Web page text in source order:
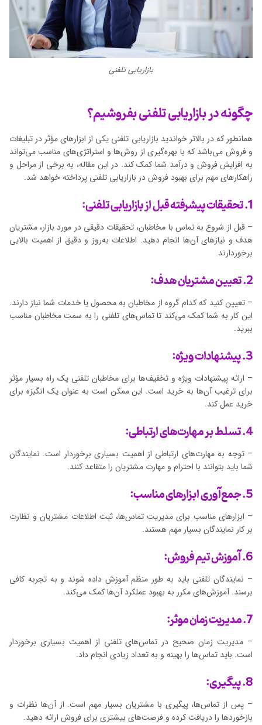
بازاریابی تلفنی
چگونه در بازاریابی تلفنی بفروشیم؟
همانطور که در بالاتر خواندید بازاریابی تلفنی یکی از ابزارهای مؤثر در تبلیغات
و فروش می‌باشد که با بهره‌گیری از روش‌ها و استراتژی‌های مناسب می‌تواند
به افزایش فروش و درآمد شما کمک کند. در این مقاله، به برخی از مراحل و
راهکارهای مهم برای بهبود فروش در بازاریابی تلفنی پرداخته خواهد شد.
1. تحقیقات پیشرفته قبل از بازاریابی تلفنی:
– قبل از شروع به تماس با مخاطبان، تحقیقات دقیقی در مورد بازار، مشتریان
هدف و نیازهای آن‌ها انجام دهید. اطلاعات به‌روز و دقیق از اهمیت بالایی
برخوردارند.
2. تعیین مشتریان هدف:
– تعیین کنید که کدام گروه از مخاطبان به محصول یا خدمات شما نیاز دارند.
این کار به شما کمک می‌کند تا تماس‌های تلفنی را به سمت مخاطبان مناسب
ببرید.
3. پیشنهادات ویژه:
– ارائه پیشنهادات ویژه و تخفیف‌ها برای مخاطبان تلفنی یک راه بسیار مؤثر
برای ترغیب آن‌ها به خرید است. این ممکن است به عنوان یک انگیزه برای
خرید عمل کند.
4. تسلط بر مهارت‌های ارتباطی:
– توجه به مهارت‌های ارتباطی از اهمیت بسیاری برخوردار است. نمایندگان
شما باید بتوانند با احترام و مهارت مشتریان را متقاعد کنند.
5. جمع‌آوری ابزارهای مناسب:
– ابزارهای مناسب برای مدیریت تماس‌ها، ثبت اطلاعات مشتریان و نظارت
بر کار نمایندگان بسیار مهم هستند.
6. آموزش تیم فروش:
– نمایندگان تلفنی باید به طور منظم آموزش داده شوند و به تجربه کافی
برسند. آموزش‌های مکرر به بهبود عملکرد آن‌ها کمک می‌کند.
7. مدیریت زمان موثر:
– مدیریت زمان صحیح در تماس‌های تلفنی از اهمیت بسیاری برخوردار
است. باید تماس‌ها را بهینه و به تعداد زیادی انجام داد.
8. پیگیری:
– پس از تماس‌ها، پیگیری با مشتریان بسیار مهم است. از آن‌ها نظرات و
بازخوردها را دریافت کرده و فرصت‌های بیشتری برای فروش ارائه دهید.